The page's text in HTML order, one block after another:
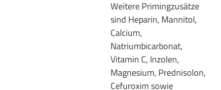
Weitere Primingzusätze
sind Heparin, Mannitol,
Calcium,
Natriumbicarbonat,
Vitamin C, Inzolen,
Magnesium, Prednisolon,
Cefuroxim sowie